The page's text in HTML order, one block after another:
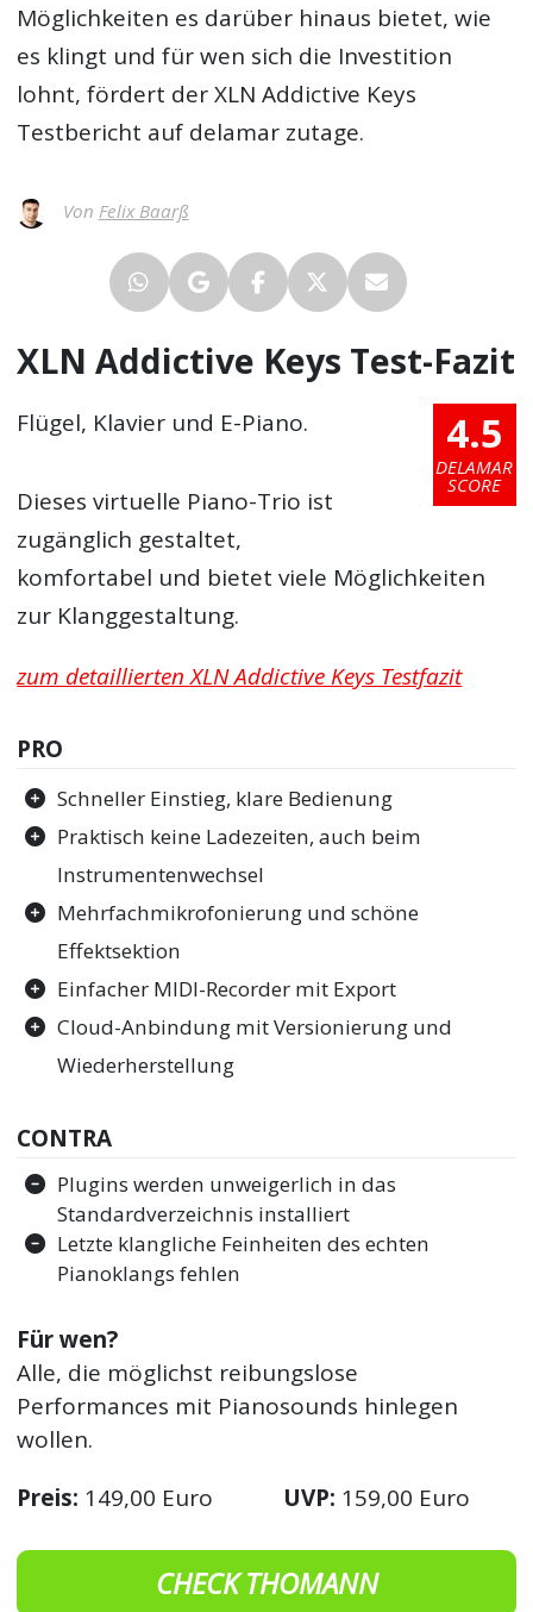
Möglichkeiten es darüber hinaus bietet, wie
es klingt und für wen sich die Investition
lohnt, fördert derXLN Addictive Keys
Testbericht auf delamar zutage.
Von Felix Baarß
XLN Addictive Keys Test-Fazit
4.5
DELAMAR
SCORE
Flügel, Klavier und E-Piano.
Dieses virtuelle Piano-Trio ist
zugänglich gestaltet,
komfortabel und bietet viele Möglichkeiten
zur Klanggestaltung.
zum detaillierten XLN Addictive Keys Testfazit
PRO
Schneller Einstieg, klare Bedienung
Praktisch keine Ladezeiten, auch beim
Instrumentenwechsel
Mehrfachmikrofonierung und schöne
Effektsektion
Einfacher MIDI-Recorder mit Export
Cloud-Anbindung mit Versionierung und
Wiederherstellung
CONTRA
Plugins werden unweigerlich in das
Standardverzeichnis installiert
Letzte klangliche Feinheiten des echten
Pianoklangs fehlen
Für wen?
Alle, die möglichst reibungslose
Performances mit Pianosounds hinlegen
wollen.
Preis: 149,00 Euro UVP: 159,00 Euro
CHECK THOMANN